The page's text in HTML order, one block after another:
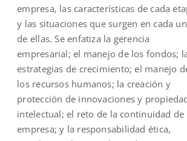
empresa, las características de cada
y las situaciones que surgen en cada
de ellas. Se enfatiza la gerencia
empresarial; el manejo de los fondos;
estrategias de crecimiento; el manejo
los recursos humanos; la creación y
protección de innovaciones y
intelectual; el reto de la continuidad de
empresa; y la responsabilidad ética,